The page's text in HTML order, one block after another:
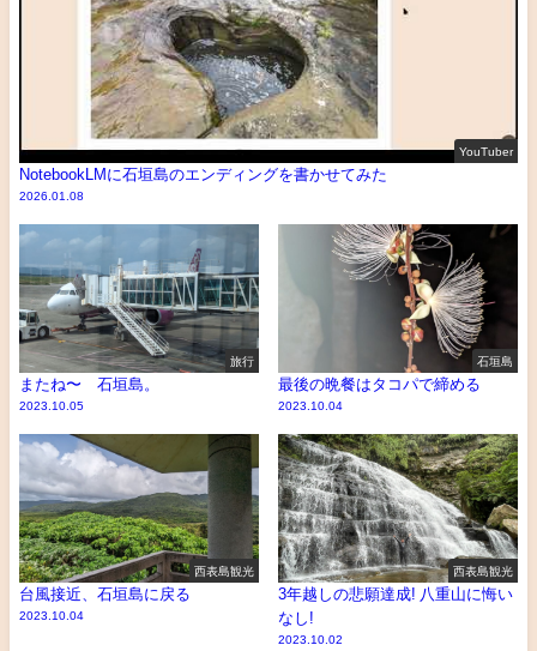
YouTuber
NotebookLMに石垣島のエンディングを書かせてみた
2026.01.08
旅行
またね〜 石垣島。
2023.10.05
石垣島
最後の晩餐はタコパで締める
2023.10.04
西表島観光
台風接近、石垣島に戻る
2023.10.04
西表島観光
3年越しの悲願達成! 八重山に悔い
なし!
2023.10.02